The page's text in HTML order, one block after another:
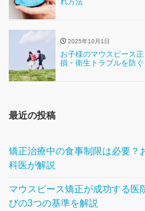
2025年10月1日
お子様のマウスピース
損・衛生トラブルを防ぐ
最近の投稿
矯正治療中の食事制限は必要？
科医が解説
マウスピース矯正が成功する医
びの3つの基準を解説